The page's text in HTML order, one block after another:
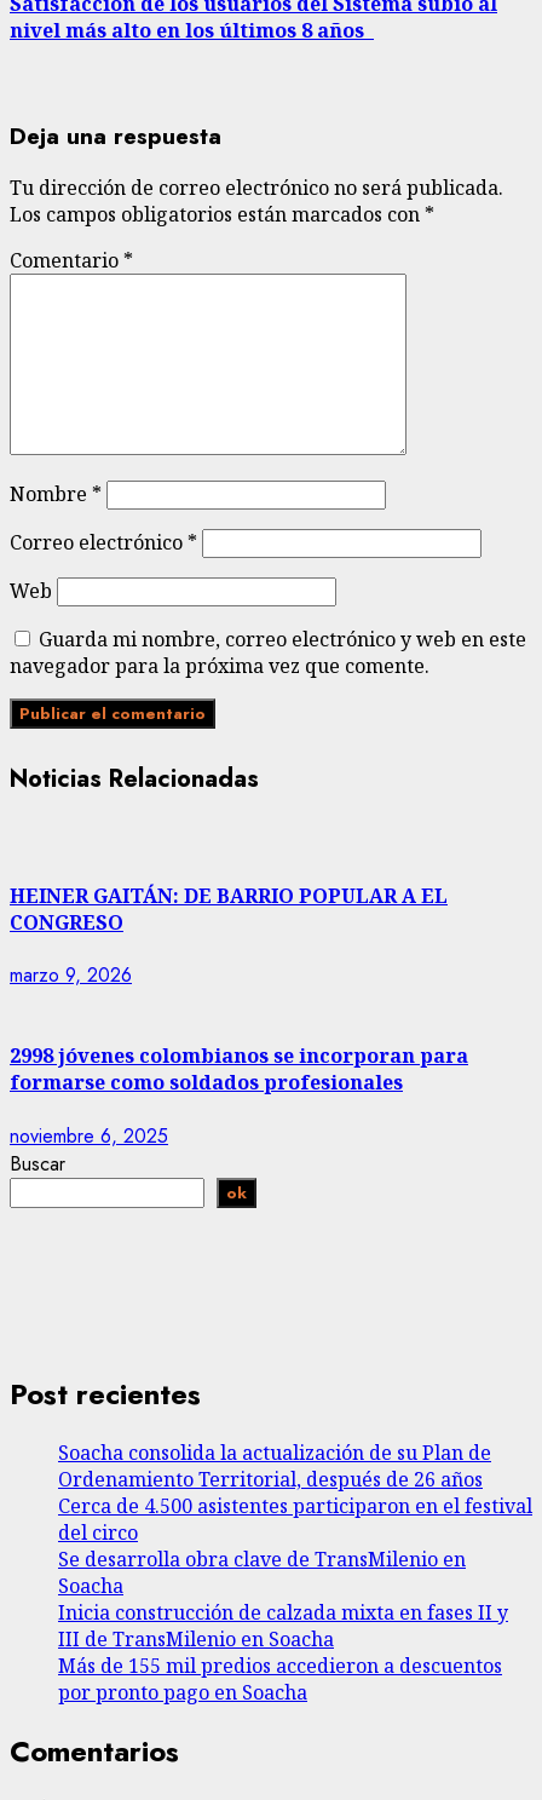
nivel más alto en los últimos 8 años
Deja una respuesta
Tu dirección de correo electrónico no será publicada.
Los campos obligatorios están marcados con *
Comentario *
Nombre *
Correo electrónico *
Web
Guarda mi nombre, correo electrónico y web en este
navegador para la próxima vez que comente.
Noticias Relacionadas
HEINER GAITÁN: DE BARRIO POPULAR A EL
CONGRESO
marzo 9, 2026
2998 jóvenes colombianos se incorporan para
formarse como soldados profesionales
noviembre 6, 2025
Buscar
ok
Post recientes
Soacha consolida la actualización de su Plan de
Ordenamiento Territorial, después de 26 años
Cerca de 4.500 asistentes participaron en el festival
del circo
Se desarrolla obra clave de TransMilenio en
Soacha
Inicia construcción de calzada mixta en fases II y
III de TransMilenio en Soacha
Más de 155 mil predios accedieron a descuentos
por pronto pago en Soacha
Comentarios